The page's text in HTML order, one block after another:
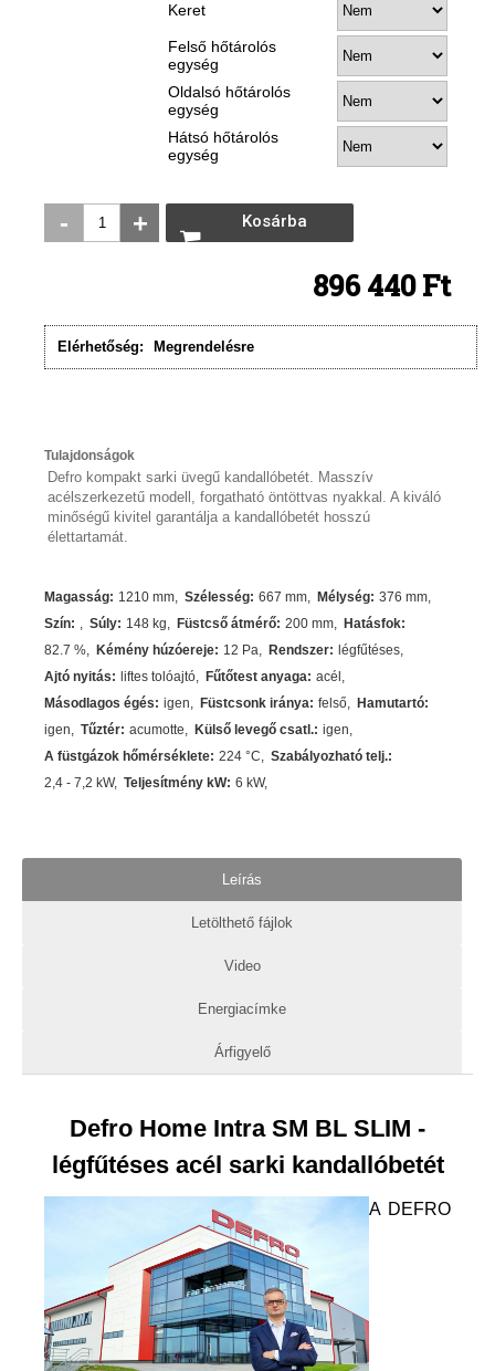
Keret
Felső hőtárolós
egység
Oldalsó hőtárolós
egység
Hátsó hőtárolós
egység
- +
Kosárba
896 440 Ft
Elérhetőség: Megrendelésre
Tulajdonságok
Defro kompakt sarki üvegű kandallóbetét. Masszív
acélszerkezetű modell, forgatható öntöttvas nyakkal. A kiváló
minőségű kivitel garantálja a kandallóbetét hosszú
élettartamát.
Magasság: 1210 mm Szélesség: 667 mm Mélység: 376 mm
Szín: Súly: 148 kg Füstcső átmérő: 200 mm Hatásfok:
82.7% Kémény húzóereje: 12 Pa Rendszer: légfűtéses
Ajtó nyitás: liftes tolóajtó Fűtőtest anyaga: acél
Másodlagos égés: igen Füstcsonk iránya: felső Hamutartó:
igen
Tűztér: acumotte Külső levegő csatl.: igen
A füstgázok hőmérséklete: 224°C Szabályozható telj.:
2,4 - 7,2 kW
Teljesítmény kW: 6 kW
Leírás
Letölthető fájlok
Video
Energiacímke
Árfigyelő
Defro Home Intra SM BL SLIM -
légfűtéses acél sarki kandallóbetét
A DEFRO